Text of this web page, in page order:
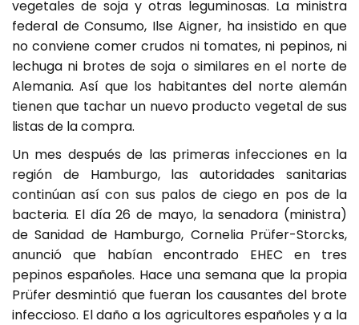
vegetales de soja y otras leguminosas. La ministra
federal de Consumo, Ilse Aigner, ha insistido en que
no conviene comer crudos ni tomates, ni pepinos, ni
lechuga ni brotes de soja o similares en el norte de
Alemania. Así que los habitantes del norte alemán
tienen que tachar un nuevo producto vegetal de sus
listas de la compra.
Un mes después de las primeras infecciones en la
región de Hamburgo, las autoridades sanitarias
continúan así con sus palos de ciego en pos de la
bacteria. El día 26 de mayo, la senadora (ministra)
de Sanidad de Hamburgo, Cornelia Prüfer-Storcks,
anunció que habían encontrado EHEC en tres
pepinos españoles. Hace una semana que la propia
Prüfer desmintió que fueran los causantes del brote
infeccioso. El daño a los agricultores españoles y a la